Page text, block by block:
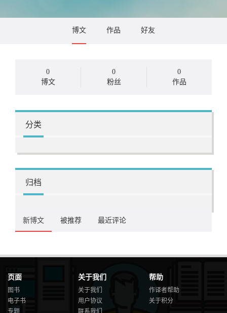
博文 作品 好友
0
博文
0
粉丝
0
作品
分类
归档
新博文 被推荐 最近评论
页面
图书
电子书
专题
关于我们
关于我们
用户协议
联系我们
帮助
作译者帮助
关于积分